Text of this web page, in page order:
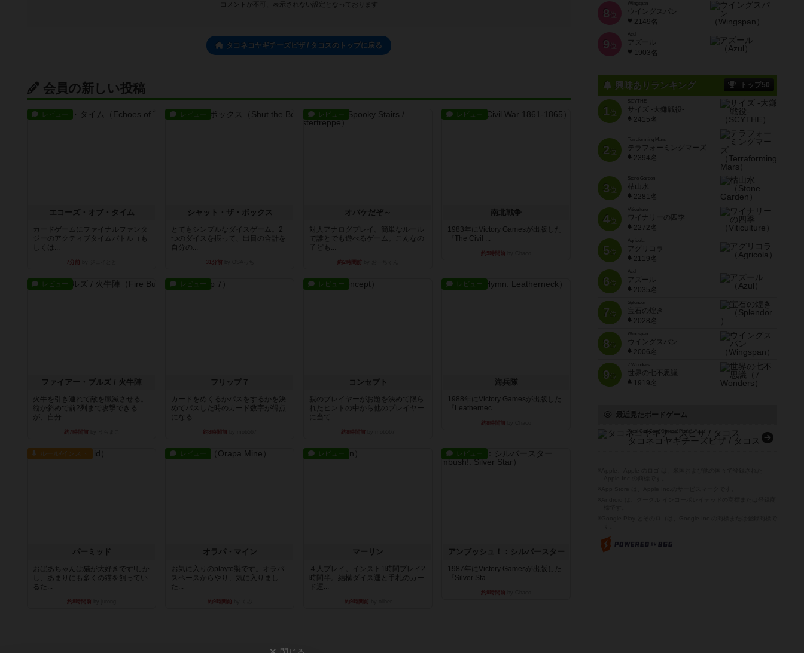
コメントが不可、表示されない設定となっております
タコネコヤギチーズピザ / タコスのトップに戻る
会員の新しい投稿
レビュー
エコーズ・オブ・タイム
カードゲームにファイナルファンタ
ジーのアクティブタイムバトル（も
しくは...
7分前
レビュー
シャット・ザ・ボックス
とてもシンプルなダイスゲーム。2
つのダイスを振って、出目の合計を
自分の...
31分前
レビュー
オバケだぞ～
対人アナログプレイ。簡単なルール
で誰とでも遊べるゲーム。こんなの
子ども...
約2時間前
レビュー
南北戦争
1983年にVictory Gamesが出版した
『The Civil ...
約5時間前
レビュー
ファイアー・ブルズ / 火牛陣
火牛を引き連れて敵を殲滅させる。
縦か斜めで前2列まで攻撃できる
が、自分...
約7時間前
レビュー
フリップ７
カードをめくるかパスをするかを決
めてパスした時のカード数字が得点
になる...
約8時間前
レビュー
コンセプト
親のプレイヤーがお題を決めて限ら
れたヒントの中から他のプレイヤー
に当て...
約8時間前
レビュー
海兵隊
1988年にVictory Gamesが出版した
『Leathernec...
約8時間前
ルール/インスト
パーミッド
おばあちゃんは猫が大好きです!しか
し、あまりにも多くの猫を飼ってい
るた...
約8時間前
レビュー
オラパ・マイン
お気に入りのplayte製です。オラパ
スペースからやり、気に入りまし
た...
約9時間前
レビュー
マーリン
４人プレイ。インスト1時間プレイ2
時間半。結構ダイス運と手札のカー
ド運...
約9時間前
レビュー
アンブッシュ！：シルバースター
1987年にVictory Gamesが出版した
『Silver Sta...
約9時間前
8 位
Wingspan
ウイングスパン
2149名
9 位
Azul
アズール
1903名
興味ありランキング トップ50
1位
SCYTHE
サイズ -大鎌戦役-
2415名
2位
Terraforming Mars
テラフォーミングマーズ
2394名
3位
Stone Garden
枯山水
2281名
4位
Viticulture
ワイナリーの四季
2272名
5位
Agricola
アグリコラ
2119名
6位
Azul
アズール
2035名
7位
宝石の煌き
2028名
8位
Wingspan
ウイングスパン
2006名
9位
7 Wonders
世界の七不思議
1919名
最近見たボードゲーム
Taco! Cat! Goat! Cheese! Pizza!
タコネコヤギチーズピザ / タコス